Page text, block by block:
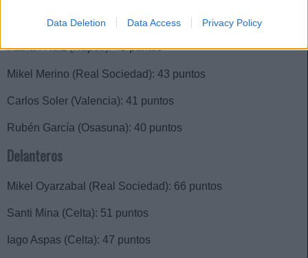
Data Deletion Data Access Privacy Policy
Iker Muniain (Athletic): 50 puntos
Fabián Ruiz (Napoli): 45 puntos
Mikel Merino (Real Sociedad): 43 puntos
Carlos Soler (Valencia): 41 puntos
Rubén García (Osasuna): 40 puntos
Delanteros
Mikel Oyarzabal (Real Sociedad): 66 puntos
Santi Mina (Celta): 51 puntos
Iago Aspas (Celta): 47 puntos